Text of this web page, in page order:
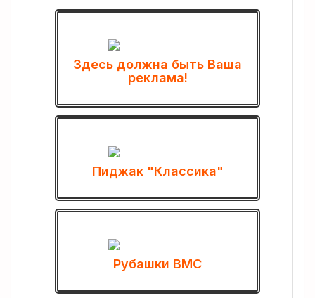
Здесь должна быть Ваша
реклама!
Пиджак "Классика"
Рубашки ВМС